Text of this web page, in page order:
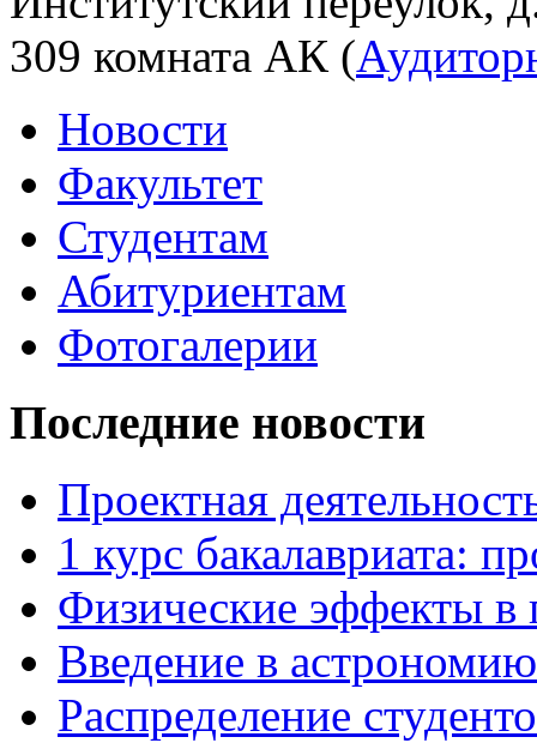
309 комната АК (
Новости
Факультет
Студентам
Абитуриентам
Фотогалерии
Последние новости
Проектная
1 курс бакалавриата:
Физические эффекты в
Введение в астрономию
Распределение